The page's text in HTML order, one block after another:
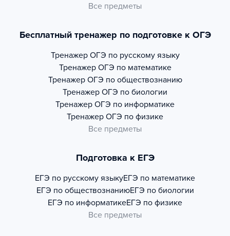
Все предметы
Бесплатный тренажер по подготовке к ОГЭ
Тренажер ОГЭ по русскому языку
Тренажер ОГЭ по математике
Тренажер ОГЭ по обществознанию
Тренажер ОГЭ по биологии
Тренажер ОГЭ по информатике
Тренажер ОГЭ по физике
Все предметы
Подготовка к ЕГЭ
ЕГЭ по русскому языкуЕГЭ по математике
ЕГЭ по обществознаниюЕГЭ по биологии
ЕГЭ по информатикеЕГЭ по физике
Все предметы